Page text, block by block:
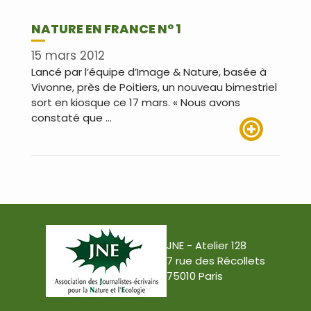
NATURE EN FRANCE N° 1
15 mars 2012
Lancé par l’équipe d’Image & Nature, basée à
Vivonne, près de Poitiers, un nouveau bimestriel
sort en kiosque ce 17 mars. « Nous avons
constaté que …
JNE - Atelier 128
7 rue des Récollets
75010 Paris